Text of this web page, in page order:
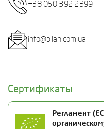
+38 050 392 2399
info@bilan.com.ua
Сертификаты
Регламент